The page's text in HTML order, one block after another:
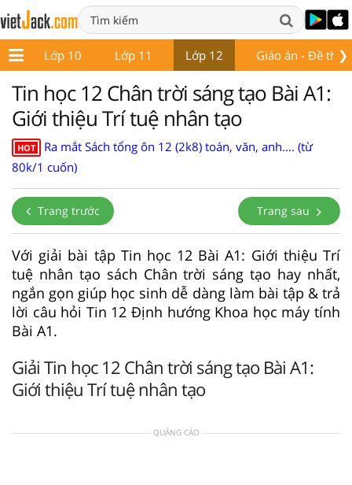
❯
9 Lớp 10 Lớp 11 Lớp 12 Giáo án - Đề thi
Tin học 12 Chân trời sáng tạo Bài A1:
Giới thiệu Trí tuệ nhân tạo
HOT
Ra mắt Sách tổng ôn 12 (2k8) toán, văn, anh.... (từ
80k/1 cuốn)
Trang trước Trang sau
Với giải bài tập Tin học 12 Bài A1: Giới thiệu Trí
tuệ nhân tạo sách Chân trời sáng tạo hay nhất,
ngắn gọn giúp học sinh dễ dàng làm bài tập & trả
lời câu hỏi Tin 12 Định hướng Khoa học máy tính
Bài A1.
Giải Tin học 12 Chân trời sáng tạo Bài A1:
Giới thiệu Trí tuệ nhân tạo
QUẢNG CÁO